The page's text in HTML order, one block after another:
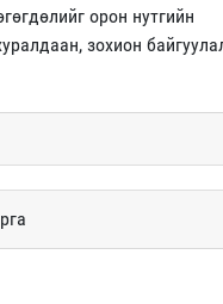
орон нутгийн
зохион